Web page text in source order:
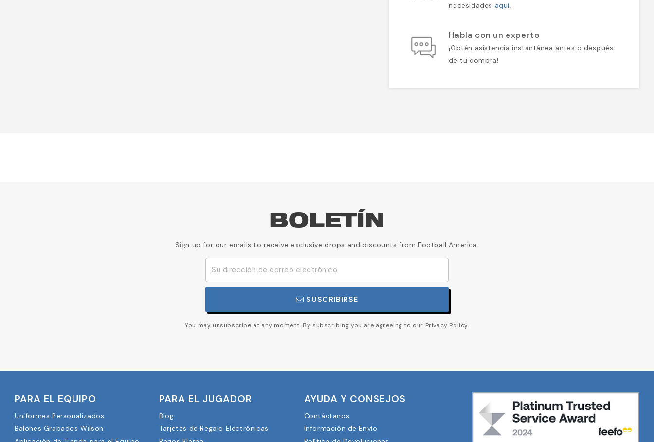
necesidades aquí.
Habla con un experto
¡Obtén asistencia instantánea antes o después
de tu compra!
BOLETÍN
Sign up for our emails to receive exclusive drops and discounts from Football America.
SUSCRIBIRSE
You may unsubscribe at any moment. By subscribing you are agreeing to our Privacy Policy.
PARA EL EQUIPO
Uniformes Personalizados
Balones Grabados Wilson
PARA EL JUGADOR
Blog
Tarjetas de Regalo Electrónicas
AYUDA Y CONSEJOS
Contáctanos
Información de Envío